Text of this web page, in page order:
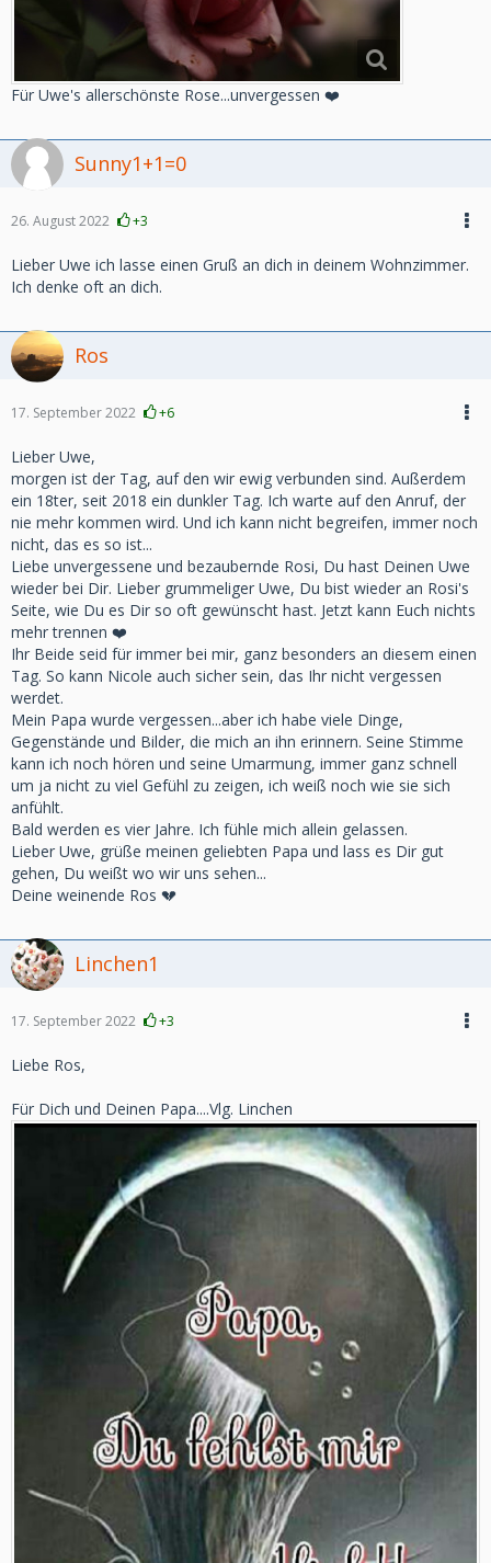
Für Uwe's allerschönste Rose...unvergessen ❤️
Sunny1+1=0
26. August 2022 +3
Lieber Uwe ich lasse einen Gruß an dich in deinem Wohnzimmer.
Ich denke oft an dich.
Ros
17. September 2022 +6
Lieber Uwe,
morgen ist der Tag, auf den wir ewig verbunden sind. Außerdem
ein 18ter, seit 2018 ein dunkler Tag. Ich warte auf den Anruf, der
nie mehr kommen wird. Und ich kann nicht begreifen, immer noch
nicht, das es so ist...
Liebe unvergessene und bezaubernde Rosi, Du hast Deinen Uwe
wieder bei Dir. Lieber grummeliger Uwe, Du bist wieder an Rosi's
Seite, wie Du es Dir so oft gewünscht hast. Jetzt kann Euch nichts
mehr trennen ❤️
Ihr Beide seid für immer bei mir, ganz besonders an diesem einen
Tag. So kann Nicole auch sicher sein, das Ihr nicht vergessen
werdet.
Mein Papa wurde vergessen...aber ich habe viele Dinge,
Gegenstände und Bilder, die mich an ihn erinnern. Seine Stimme
kann ich noch hören und seine Umarmung, immer ganz schnell
um ja nicht zu viel Gefühl zu zeigen, ich weiß noch wie sie sich
anfühlt.
Bald werden es vier Jahre. Ich fühle mich allein gelassen.
Lieber Uwe, grüße meinen geliebten Papa und lass es Dir gut
gehen, Du weißt wo wir uns sehen...
Deine weinende Ros 💔
Linchen1
17. September 2022 +3
Liebe Ros,
Für Dich und Deinen Papa....Vlg. Linchen